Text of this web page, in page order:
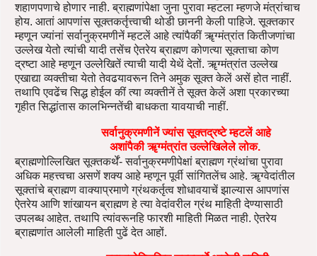
शहाणपणाचे होणार नाही. ब्राह्मणांपेक्षा जुना पुरावा म्हटला म्हणजे मंत्रांचाच
होय. आतां आपणांस सूक्तकर्तृत्त्वाची थोडी छाननी केली पाहिजे. सूक्तकार
म्हणून ज्यांनां सर्वानुक्रमणीनें म्हटलें आहे त्यांपैकीं ॠग्मंत्रांत कितीजणांचा
उल्लेख येतो त्यांची यादी तसेंच ऐतरेय ब्राह्मण कोणत्या सूक्ताचा कोण
द्रष्टा आहे म्हणून उल्लेखितें त्याची यादी येथें देतों. ॠग्मंत्रांत उल्लेख
एखाद्या व्यक्तीचा येतो तेवढयावरून तिने अमुक सूक्त केलें असें होत नाहीं.
तथापि एवढेंच सिद्ध होईल कीं त्या व्यक्तीनें ते सूक्त केलें अशा प्रकारच्या
गृहीत सिद्धांतास कालभिन्नतेंची बाधकता यावयाची नाहीं.
सर्वानुक्रमणीनें ज्यांस सूक्तद्रष्टे म्हटलें आहे
अशांपैकी ॠग्मंत्रांत उल्लेखिलेले लोक.
ब्राह्मणोल्लिखित सूक्तकर्थें- सर्वानुक्रमणीपेक्षां ब्राह्मण ग्रंथांचा पुरावा
अधिक महत्त्वचा असणें शक्य आहे म्हणून पूर्वी सांगितलेंच आहे. ॠग्वेदांतील
सूक्तांचे ब्राह्मण वाक्याप्रमाणे ग्रंथकर्तृत्व शोधावयाचें झाल्यास आपणांस
ऐतरेय आणि शांखायन ब्राह्मण हे त्या वेदांवरील ग्रंथ माहिती देण्यासाठी
उपलब्ध आहेत. तथापि त्यांवरूनहि फारशी माहिती मिळत नाही. ऐतरेय
ब्राह्मणांत आलेली माहिती पुढें देत आहों.